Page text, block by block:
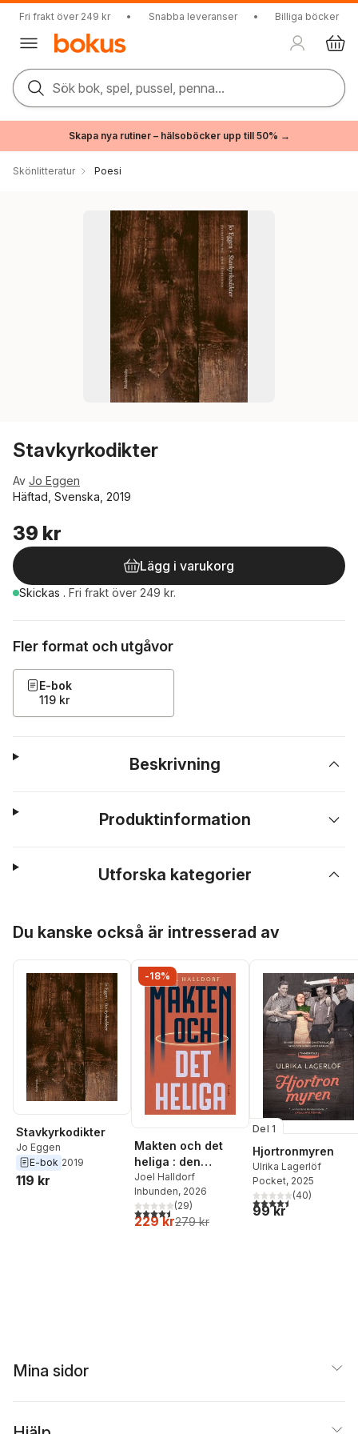
Fri frakt över 249 kr • Snabba leveranser • Billiga böcker
Sök bok, spel, pussel, penna...
Skapa nya rutiner – hälsoböcker upp till 50% →
Skönlitteratur Poesi
Stavkyrkodikter
Av Jo Eggen
Häftad, Svenska, 2019
39 kr
Lägg i varukorg
Skickas . Fri frakt över 249 kr.
Fler format och utgåvor
E-bok
119 kr
Beskrivning
Produktinformation
Utforska kategorier
Du kanske också är intresserad av
Stavkyrkodikter
Jo Eggen
E-bok 2019
119 kr
-18%
Makten och det
heliga : den
religiösa
vändningen i
världspolitiken
Joel Halldorf
Inbunden, 2026
4,5utav 5 stjärnor. Totalt antal röster:
(29)
229 kr279 kr
Del 1
Hjortronmyren
Ulrika Lagerlöf
Pocket, 2025
4,5utav 5 stjärnor.
(40)
99 kr
Mina sidor